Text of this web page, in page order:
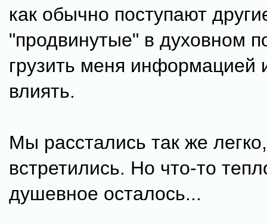
как обычно поступают
"продвинутые" в духовном
грузить меня информацией
влиять.
Мы расстались так же
встретились. Но что-то
душевное осталось...